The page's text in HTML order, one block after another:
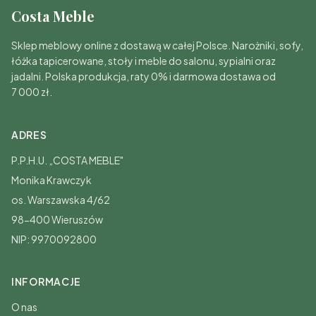
Costa Meble
Sklep meblowy online z dostawą w całej Polsce. Narożniki, sofy,
łóżka tapicerowane, stoły i meble do salonu, sypialni oraz
jadalni. Polska produkcja, raty 0% i darmowa dostawa od
7 000 zł.
ADRES
P.P.H.U. „COSTA MEBLE"
Monika Krawczyk
os. Warszawska 4/62
98-400 Wieruszów
NIP: 9970092800
INFORMACJE
O nas